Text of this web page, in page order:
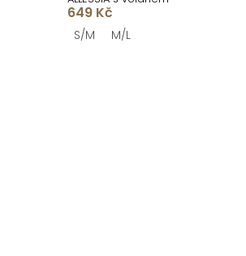
649 Kč
S/M M/L